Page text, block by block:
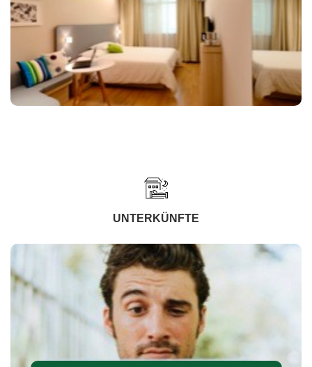
UNTERKÜNFTE